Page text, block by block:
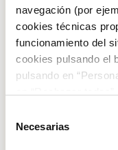
navegación (por
cookies técnicas
funcionamiento del
cookies pulsando el
pulsando en
Necesarias
Volkswagen
Viii 2.0 Tsi R
Vendido por